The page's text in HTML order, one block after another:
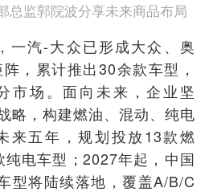
总监郭院波分享未来商品布局
一汽-大众已形成大众、奥
，累计推出30余款车型，
市场。面向未来，企业坚
略，构建燃油、混动、纯电
来五年，规划投放13款燃
电车型；2027年起，中国
型将陆续落地，覆盖A/B/C